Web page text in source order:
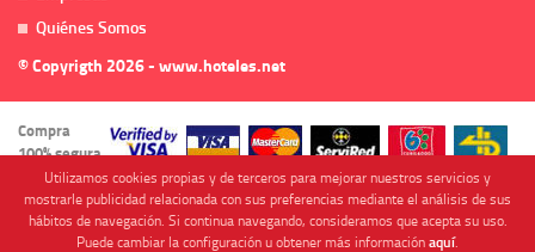
Quiénes Somos
© Copyrigth 2026 - www.hoteles.net
Compra
100% segura
Utilizamos cookies propias y de terceros para mejorar nuestros servicios y
mostrarle publicidad relacionada con sus preferencias mediante el análisis de sus
hábitos de navegación. Si continua navegando, consideramos que acepta su uso.
Puede cambiar la configuración u obtener más informaciónaquí.